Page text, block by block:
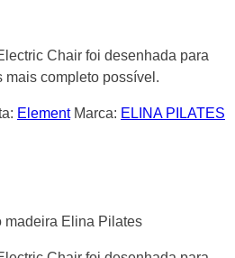
Chair foi desenhada para
mais completo possível.
Element Marca: ELINA PILATES
madeira Elina Pilates